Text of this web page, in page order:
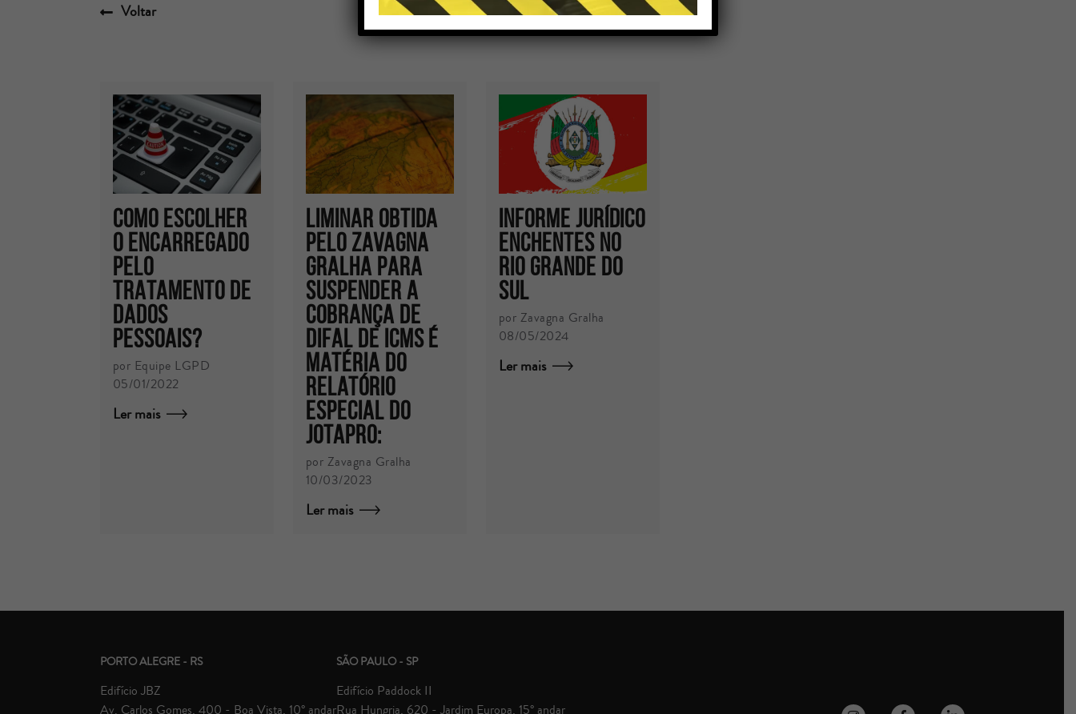
Voltar
COMO ESCOLHER
O ENCARREGADO
PELO
TRATAMENTO DE
DADOS
PESSOAIS?
por Equipe LGPD
05/01/2022
Ler mais
Liminar obtida
pelo Zavagna
Gralha para
suspender a
cobrança de
Difal de ICMS é
matéria do
Relatório
Especial do
JotaPRO:
por Zavagna Gralha
10/03/2023
Ler mais
INFORME JURÍDICO
ENCHENTES NO
RIO GRANDE DO
SUL
por Zavagna Gralha
08/05/2024
Ler mais
PORTO ALEGRE - RS
Edifício JBZ
Av. Carlos Gomes, 400 - Boa Vista, 10° andar
SÃO PAULO - SP
Edifício Paddock II
Rua Hungria, 620 - Jardim Europa, 15° andar